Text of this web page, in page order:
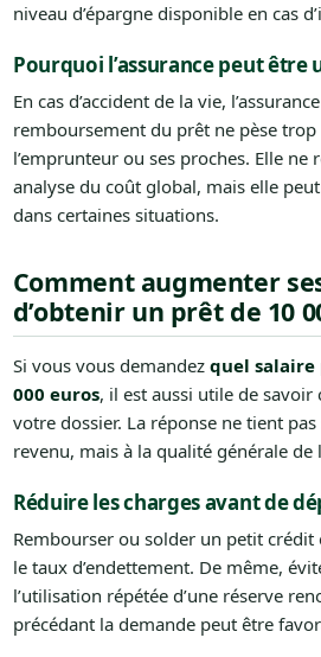
niveau d’épargne disponible en cas
Pourquoi l’assurance peut être
En cas d’accident de la vie,
remboursement du prêt ne pèse
l’emprunteur ou ses proches. Elle ne
analyse du coût global, mais elle
dans certaines situations.
Comment augmenter
d’obtenir un prêt de 10
Si vous vous demandez quel salaire
000 euros, il est aussi utile de
votre dossier. La réponse ne tient
revenu, mais à la qualité générale de
Réduire les charges avant de
Rembourser ou solder un petit
le taux d’endettement. De même,
l’utilisation répétée d’une réserve
précédant la demande peut être